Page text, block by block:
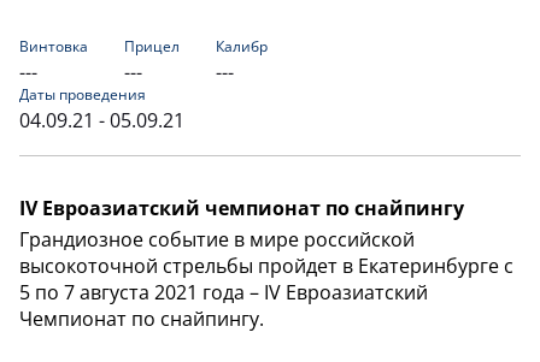
Винтовка
---
Прицел
---
Калибр
---
Даты проведения
04.09.21 - 05.09.21
IV Евроазиатский чемпионат по снайпингу
Грандиозное событие в мире российской
высокоточной стрельбы пройдет в Екатеринбурге с
5 по 7 августа 2021 года – IV Евроазиатский
Чемпионат по снайпингу.